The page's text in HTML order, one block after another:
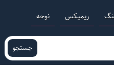
ریمیکس نوحه
جستجو